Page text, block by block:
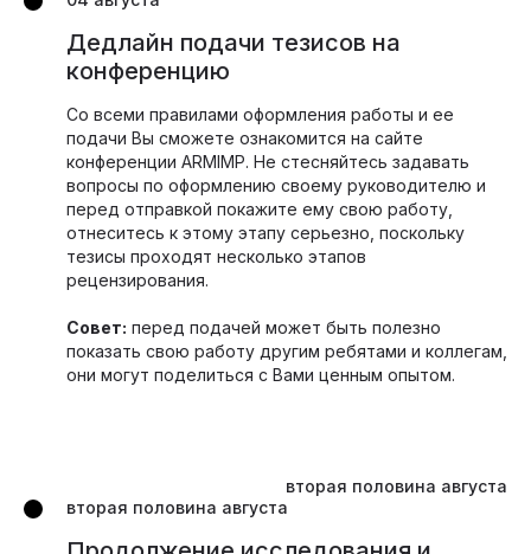
Дедлайн подачи тезисов на
конференцию
Со всеми правилами оформления работы и ее
подачи Вы cможете ознакомится на сайте
конференции ARMIMP. Не стесняйтесь задавать
вопросы по оформлению своему руководителю и
перед отправкой покажите ему свою работу,
отнеситесь к этому этапу серьезно, поскольку
тезисы проходят несколько этапов
рецензирования.
Совет: перед подачей может быть полезно
показать свою работу другим ребятами и коллегам,
они могут поделиться с Вами ценным опытом.
вторая половина августа
вторая половина августа